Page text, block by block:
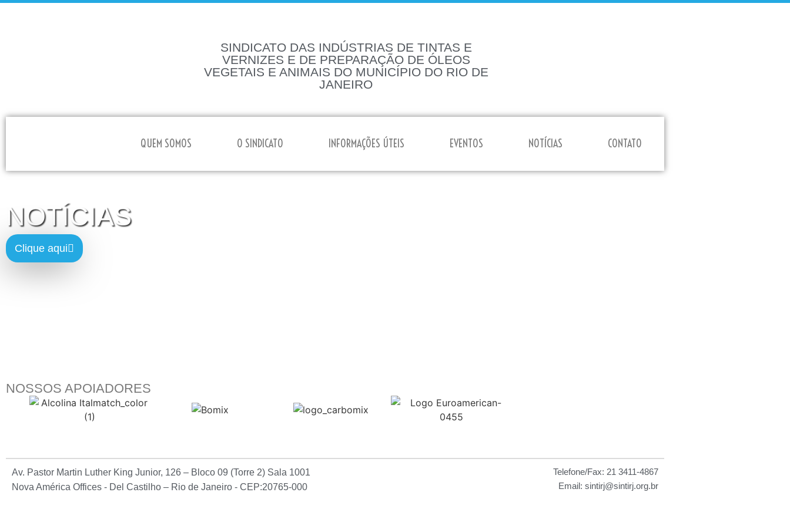
SINDICATO DAS INDÚSTRIAS DE TINTAS E
VERNIZES E DE PREPARAÇÃO DE ÓLEOS
VEGETAIS E ANIMAIS DO MUNICÍPIO DO RIO DE
JANEIRO
QUEM SOMOS O SINDICATO INFORMAÇÕES ÚTEIS EVENTOS NOTÍCIAS CONTATO
NOTÍCIAS
Clique aqui
NOSSOS APOIADORES
Av. Pastor Martin Luther King Junior, 126 – Bloco 09 (Torre 2) Sala 1001
Nova América Offices - Del Castilho – Rio de Janeiro - CEP:20765-000
Telefone/Fax: 21 3411-4867
Email: sintirj@sintirj.org.br